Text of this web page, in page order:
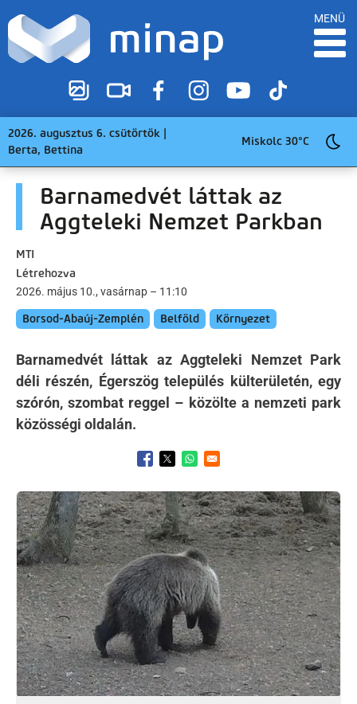
MENÜ
2026. augusztus 6. csütörtök |
Berta, Bettina
Miskolc 30°C
Barnamedvét láttak az
Aggteleki Nemzet Parkban
MTI
Létrehozva
2026. május 10., vasárnap – 11:10
Borsod-Abaúj-Zemplén Belföld Környezet
Barnamedvét láttak az Aggteleki Nemzet Park
déli részén, Égerszög település külterületén, egy
szórón, szombat reggel – közölte a nemzeti park
közösségi oldalán.
Opens in a new window
Opens in a new window
Opens in a new window
Kép